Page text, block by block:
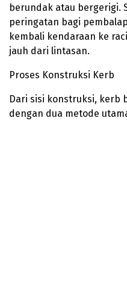
berundak atau bergerigi.
peringatan bagi
kembali kendaraan ke
jauh dari lintasan.
Proses Konstruksi Kerb
Dari sisi konstruksi, kerb
dengan dua metode